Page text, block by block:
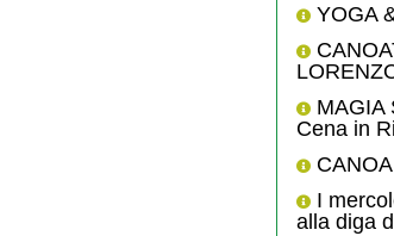
YOGA
MAGIA
Cena in
I
alla diga